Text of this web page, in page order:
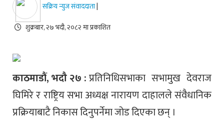
सक्रिय न्युज संवाददाता|
शुक्रबार, २७ भदौ, २०८२ मा प्रकाशित
काठमाडौं, भदौ २७ :प्रतिनिधिसभाका सभामुख देवराज
घिमिरे र राष्ट्रिय सभा अध्यक्ष नारायण दाहालले संवैधानिक
प्रक्रियाबाटै निकास दिनुपर्नेमा जोड दिएका छन् ।